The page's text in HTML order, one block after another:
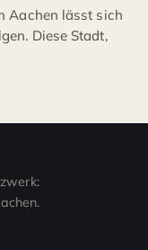
Aachen lässt sich
Diese Stadt,